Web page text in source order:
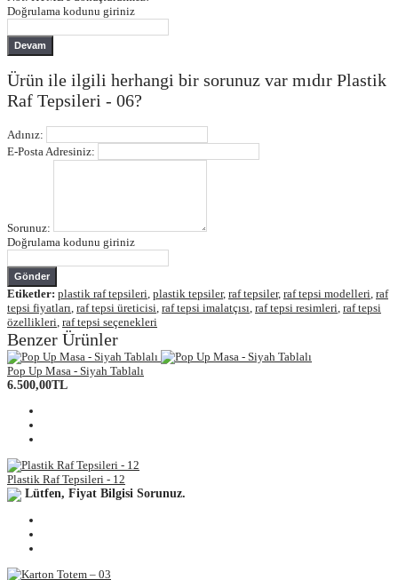
Doğrulama kodunu giriniz
Devam
Ürün ile ilgili herhangi bir sorunuz var mıdır Plastik
Raf Tepsileri - 06?
Adınız:
E-Posta Adresiniz:
Sorunuz:
Doğrulama kodunu giriniz
Gönder
Etiketler: plastik raf tepsileri plastik tepsiler, raf tepsiler, raf tepsi modelleri raf
tepsi fiyatları raf tepsi üreticisi raf tepsi imalatçısı raf tepsi resimleri raf tepsi
özellikleri raf tepsi seçenekleri
Benzer Ürünler
Pop Up Masa - Siyah Tablalı
6.500,00TL
Plastik Raf Tepsileri - 12
Lütfen, Fiyat Bilgisi Sorunuz.